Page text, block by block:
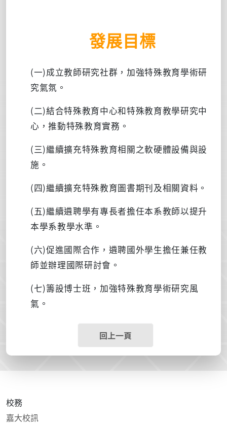
發展目標
(一)成立教師研究社群，加強特殊教育學術研
究氣氛。
(二)結合特殊教育中心和特殊教育教學研究中
心，推動特殊教育實務。
(三)繼續擴充特殊教育相關之軟硬體設備與設
施。
(四)繼續擴充特殊教育圖書期刊及相關資料。
(五)繼續遴聘學有專長者擔任本系教師以提升
本學系教學水準。
(六)促進國際合作，遴聘國外學生擔任兼任教
師並辦理國際研討會。
(七)籌設博士班，加強特殊教育學術研究風
氣。
回上一頁
校務
嘉大校訊